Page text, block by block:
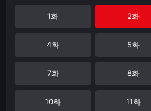
1화 2화
4화 5화
7화 8화
10화 11화